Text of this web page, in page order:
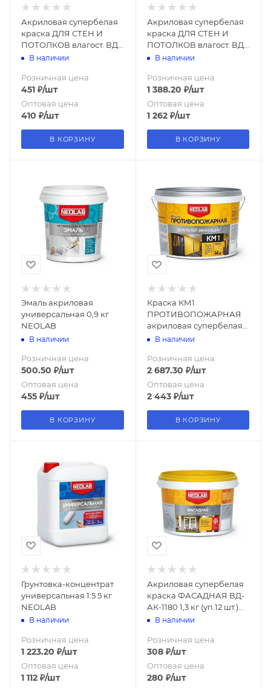
Акриловая супербелая
краска ДЛЯ СТЕН И
ПОТОЛКОВ влагост. ВД-
АК-2180 3 кг (уп.4 шт.)
В наличии
Розничная цена
451 ₽/шт
Оптовая цена
410 ₽/шт
В КОРЗИНУ
Акриловая супербелая
краска ДЛЯ СТЕН И
ПОТОЛКОВ влагост. ВД-
АК-2180 14 кг (уп.1 шт.)
В наличии
Розничная цена
1 388.20 ₽/шт
Оптовая цена
1 262₽/шт
В КОРЗИНУ
Эмаль акриловая
универсальная 0,9 кг
NEOLAB
В наличии
Розничная цена
500.50 ₽/шт
Оптовая цена
455 ₽/шт
В КОРЗИНУ
Краска КМ1
ПРОТИВОПОЖАРНАЯ
акриловая супербелая
25 кг (уп.1 шт.) NEOLAB
В наличии
Розничная цена
2 687.30 ₽/шт
Оптовая цена
2 443₽/шт
В КОРЗИНУ
Грунтовка-концентрат
универсальная 1:5 5 кг
NEOLAB
В наличии
Розничная цена
1 223.20 ₽/шт
Оптовая цена
1 112 ₽/шт
Акриловая супербелая
краска ФАСАДНАЯ ВД-
АК-1180 1,3 кг (уп.12 шт.)
NEOLAB
В наличии
Розничная цена
308₽/шт
Оптовая цена
280 ₽/шт